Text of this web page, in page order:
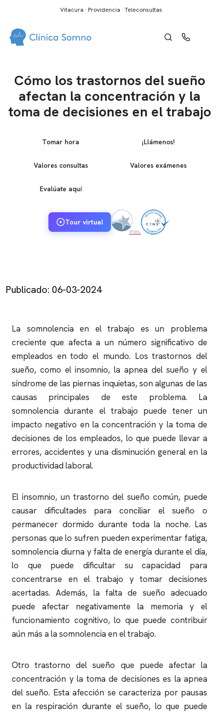
Vitacura · Providencia · Teleconsultas
Cómo los trastornos del sueño
afectan la concentración y la
toma de decisiones en el trabajo
Tomar hora ¡Llámenos!
Valores consultas Valores exámenes
Evalúate aquí
Tour virtual
Publicado: 06-03-2024
La somnolencia en el trabajo es un problema
creciente que afecta a un número significativo de
empleados en todo el mundo. Los trastornos del
sueño, como elinsomnio, la apnea del sueño y el
síndrome de las piernas inquietas, son algunas de las
causas principales de este problema. La
somnolencia durante el trabajo puede tener un
impacto negativo en la concentración y la toma de
decisiones de los empleados, lo que puede llevar a
errores, accidentes y una disminución general en la
productividad laboral.
El insomnio, un trastorno del sueño común, puede
causar dificultades para conciliar el sueño o
permanecer dormido durante toda la noche. Las
personas que lo sufren pueden experimentar fatiga,
somnolencia diurna y falta de energía durante el día,
lo que puede dificultar su capacidad para
concentrarse en el trabajo y tomar decisiones
acertadas. Además, la falta de sueño adecuado
puede afectar negativamente la memoria y el
funcionamiento cognitivo, lo que puede contribuir
aún más a la somnolencia en el trabajo.
Otro trastorno del sueño que puede afectar la
concentración y la toma de decisiones es la apnea
del sueño. Esta afección se caracteriza por pausas
en la respiración durante el sueño, lo que puede